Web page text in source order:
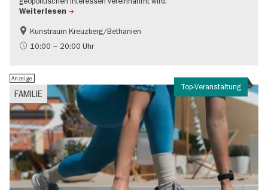
Weiterlesen
Gratis
International
Kunstraum Kreuzberg/Bethanien
10:00 – 20:00 Uhr
Top-Veranstaltung
FAMILIE
Anzeige